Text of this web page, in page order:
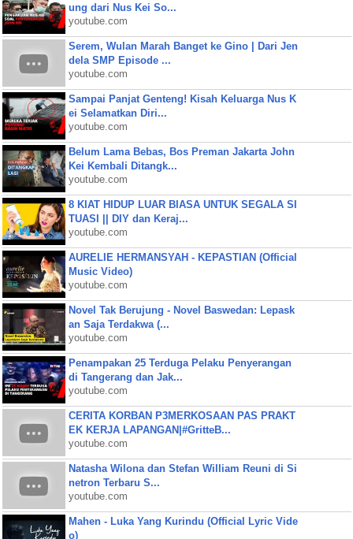
ung dari Nus Kei So...
youtube.com
Serem, Wulan Marah Banget ke Gino | Dari Jen
dela SMP Episode ...
youtube.com
Sampai Panjat Genteng! Kisah Keluarga Nus K
ei Selamatkan Diri...
youtube.com
Belum Lama Bebas, Bos Preman Jakarta John
Kei Kembali Ditangk...
youtube.com
8 KIAT HIDUP LUAR BIASA UNTUK SEGALA SI
TUASI || DIY dan Keraj...
youtube.com
AURELIE HERMANSYAH - KEPASTIAN (Official
Music Video)
youtube.com
Novel Tak Berujung - Novel Baswedan: Lepask
an Saja Terdakwa (...
youtube.com
Penampakan 25 Terduga Pelaku Penyerangan
di Tangerang dan Jak...
youtube.com
CERITA KORBAN P3MERKOSAAN PAS PRAKT
EK KERJA LAPANGAN|#GritteB...
youtube.com
Natasha Wilona dan Stefan William Reuni di Si
netron Terbaru S...
youtube.com
Mahen - Luka Yang Kurindu (Official Lyric Vide
o)